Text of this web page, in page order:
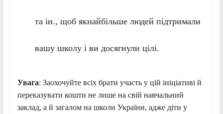
та ін., щоб якнайбільше людей підтримали
вашу школу і ви досягнули цілі.
Увага: Заохочуйте всіх брати участь у цій ініціативі й
переказувати кошти не лише на свій навчальний
заклад, а й загалом на школи України, адже діти у